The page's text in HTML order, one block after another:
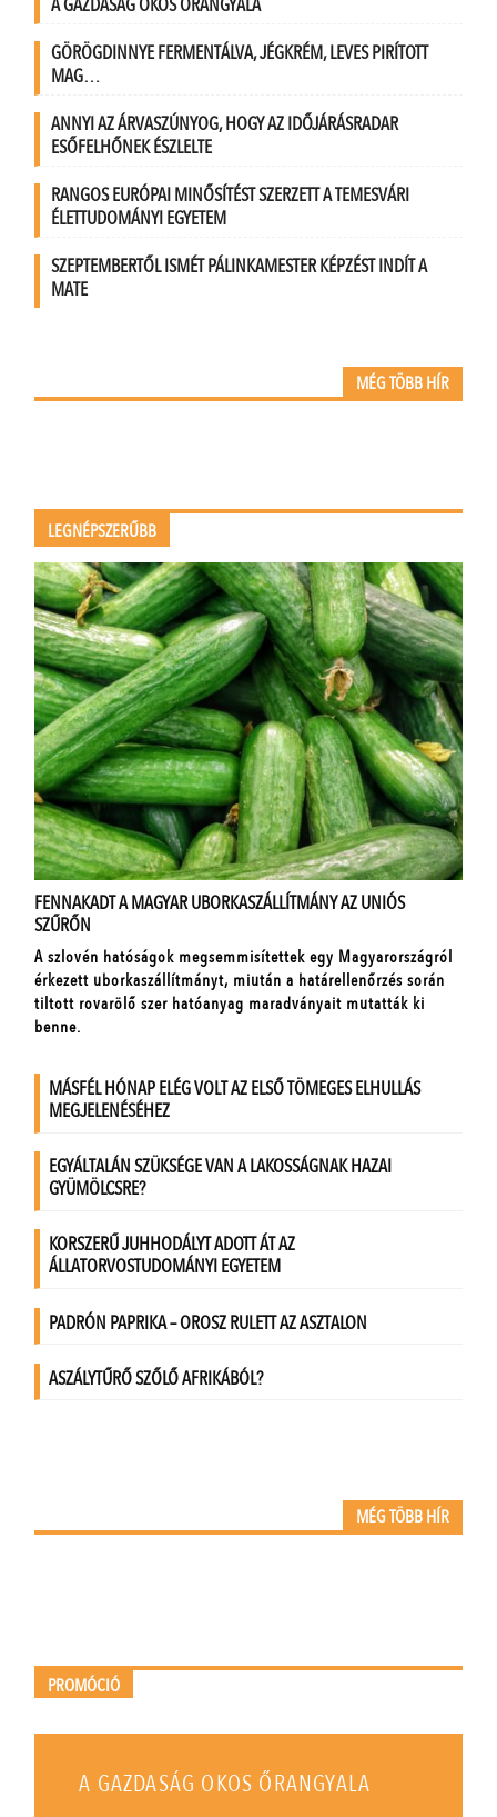
GÖRÖGDINNYE FERMENTÁLVA, JÉGKRÉM, LEVES PIRÍTOTT
MAG…
ANNYI AZ ÁRVASZÚNYOG, HOGY AZ IDŐJÁRÁSRADAR
ESŐFELHŐNEK ÉSZLELTE
RANGOS EURÓPAI MINŐSÍTÉST SZERZETT A TEMESVÁRI
ÉLETTUDOMÁNYI EGYETEM
SZEPTEMBERTŐL ISMÉT PÁLINKAMESTER KÉPZÉST INDÍT A
MATE
MÉG TÖBB HÍR
LEGNÉPSZERŰBB
MÉG TÖBB HÍR
PROMÓCIÓ
A GAZDASÁG OKOS ŐRANGYALA